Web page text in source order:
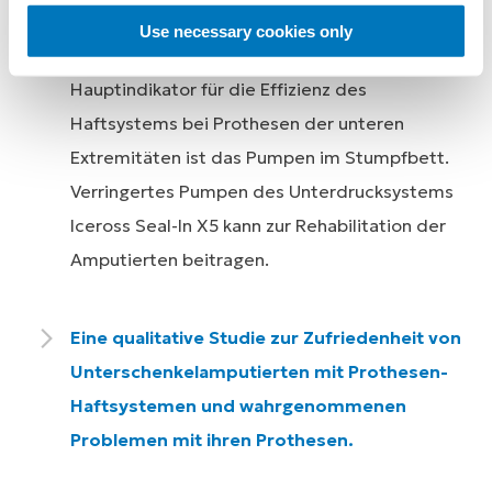
Use necessary cookies only
HSQ, was auf eine intensivere und sicherere
Verwendung der Prothese hinweist. Der
Hauptindikator für die Effizienz des
Haftsystems bei Prothesen der unteren
Extremitäten ist das Pumpen im Stumpfbett.
Verringertes Pumpen des Unterdrucksystems
Iceross Seal-In X5 kann zur Rehabilitation der
Amputierten beitragen.
Eine qualitative Studie zur Zufriedenheit von
Unterschenkelamputierten mit Prothesen-
Haftsystemen und wahrgenommenen
Problemen mit ihren Prothesen.